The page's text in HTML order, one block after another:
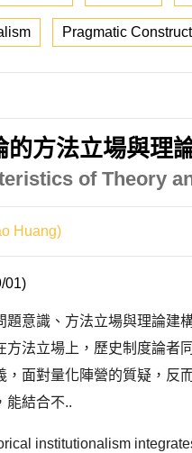
Pragmatic
的方法立場與理
of Theory
Huang)
01)
題意識、方法立場與理論建
方法立場上，歷史制度論者
，面對量化陣營的質疑，反
能結合不..
institutionalism